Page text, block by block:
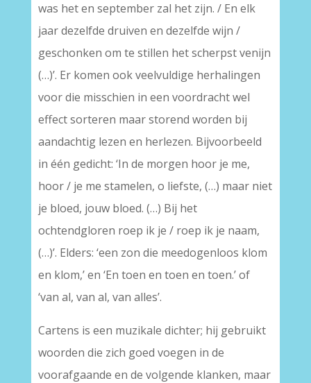
was het en september zal het zijn. / En elk
jaar dezelfde druiven en dezelfde wijn /
geschonken om te stillen het scherpst venijn
(…)’. Er komen ook veelvuldige herhalingen
voor die misschien in een voordracht wel
effect sorteren maar storend worden bij
aandachtig lezen en herlezen. Bijvoorbeeld
in één gedicht: ‘In de morgen hoor je me,
hoor / je me stamelen, o liefste, (…) maar niet
je bloed, jouw bloed. (…) Bij het
ochtendgloren roep ik je / roep ik je naam,
(…)’. Elders: ‘een zon die meedogenloos klom
en klom,’ en ‘En toen en toen en toen.’ of
‘van al, van al, van alles’.
Cartens is een muzikale dichter; hij gebruikt
woorden die zich goed voegen in de
voorafgaande en de volgende klanken, maar